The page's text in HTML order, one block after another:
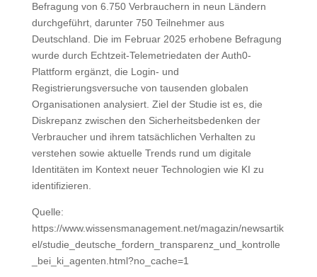
Befragung von 6.750 Verbrauchern in neun Ländern
durchgeführt, darunter 750 Teilnehmer aus
Deutschland. Die im Februar 2025 erhobene Befragung
wurde durch Echtzeit-Telemetriedaten der Auth0-
Plattform ergänzt, die Login- und
Registrierungsversuche von tausenden globalen
Organisationen analysiert. Ziel der Studie ist es, die
Diskrepanz zwischen den Sicherheitsbedenken der
Verbraucher und ihrem tatsächlichen Verhalten zu
verstehen sowie aktuelle Trends rund um digitale
Identitäten im Kontext neuer Technologien wie KI zu
identifizieren.
Quelle:
https://www.wissensmanagement.net/magazin/newsartik
el/studie_deutsche_fordern_transparenz_und_kontrolle
_bei_ki_agenten.html?no_cache=1